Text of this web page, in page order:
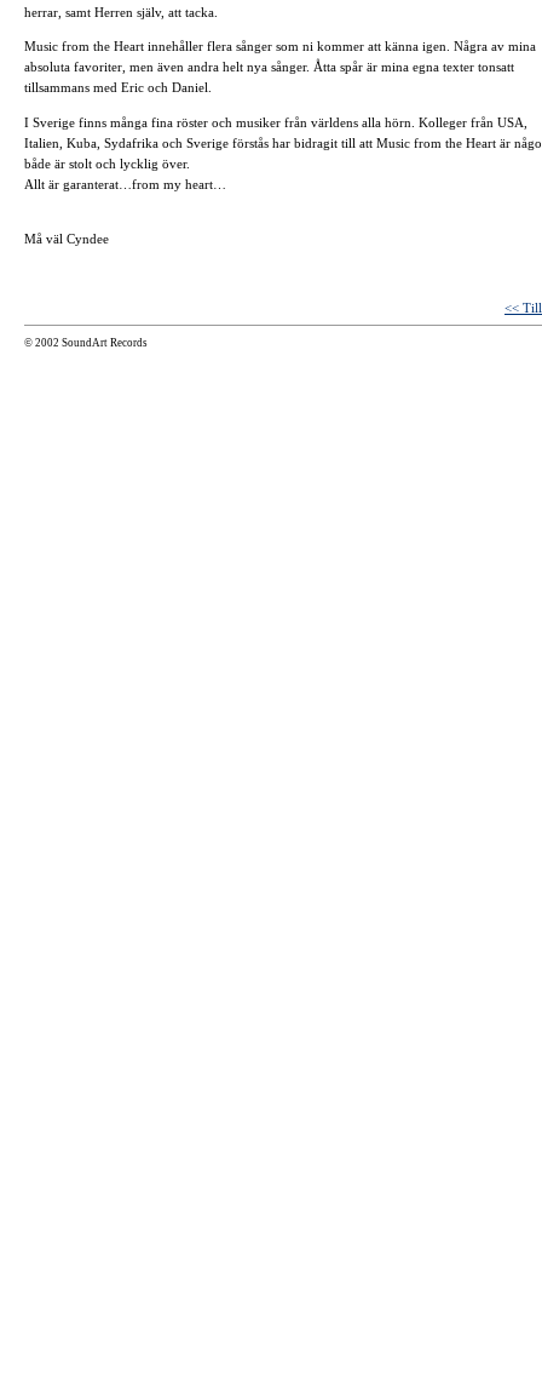
herrar, samt Herren själv, att tacka.
Music from the Heart innehåller flera sånger som ni kommer att känna igen. Några av mina
absoluta favoriter, men även andra helt nya sånger. Åtta spår är mina egna texter tonsatt
tillsammans med Eric och Daniel.
I Sverige finns många fina röster och musiker från världens alla hörn. Kolleger från USA,
Italien, Kuba, Sydafrika och Sverige förstås har bidragit till att Music from the Heart är
både är stolt och lycklig över.
Allt är garanterat…from my heart…
Må väl Cyndee
<<
© 2002 SoundArt Records